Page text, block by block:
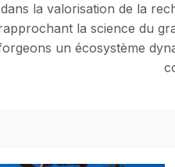
la valorisation de la
la science du
un écosystème